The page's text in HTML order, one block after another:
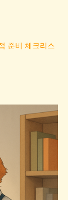
준비 체크리스